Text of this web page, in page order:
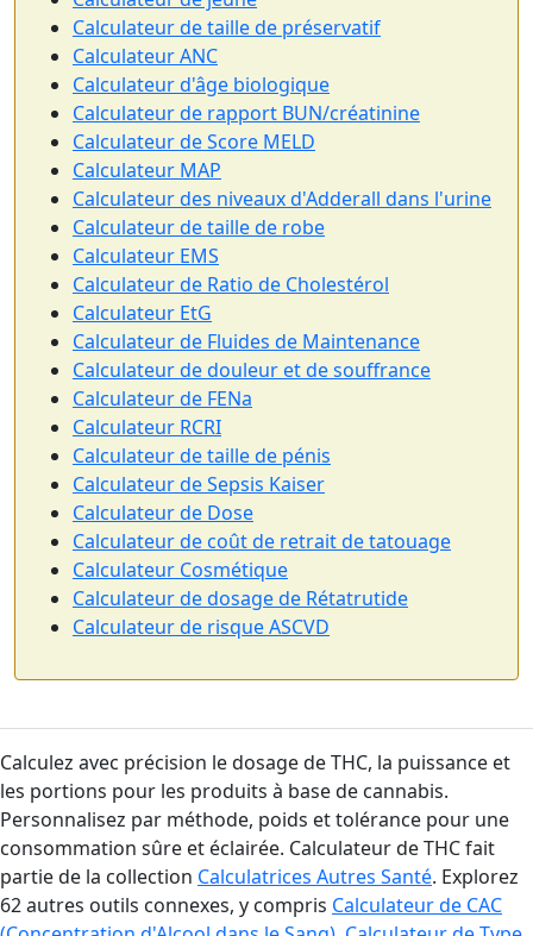
Calculateur de taille de préservatif
Calculateur ANC
Calculateur d'âge biologique
Calculateur de rapport BUN/créatinine
Calculateur de Score MELD
Calculateur MAP
Calculateur des niveaux d'Adderall dans l'urine
Calculateur de taille de robe
Calculateur EMS
Calculateur de Ratio de Cholestérol
Calculateur EtG
Calculateur de Fluides de Maintenance
Calculateur de douleur et de souffrance
Calculateur de FENa
Calculateur RCRI
Calculateur de taille de pénis
Calculateur de Sepsis Kaiser
Calculateur de Dose
Calculateur de coût de retrait de tatouage
Calculateur Cosmétique
Calculateur de dosage de Rétatrutide
Calculateur de risque ASCVD
Calculez avec précision le dosage de THC, la puissance et
les portions pour les produits à base de cannabis.
Personnalisez par méthode, poids et tolérance pour une
consommation sûre et éclairée. Calculateur de THC fait
partie de la collection Calculatrices Autres Santé. Explorez
62 autres outils connexes, y compris Calculateur de CAC